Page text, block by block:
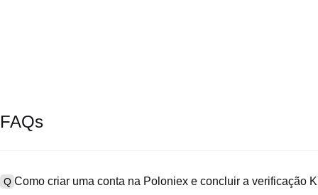
FAQs
Q Como criar uma conta na Poloniex e concluir a verificação